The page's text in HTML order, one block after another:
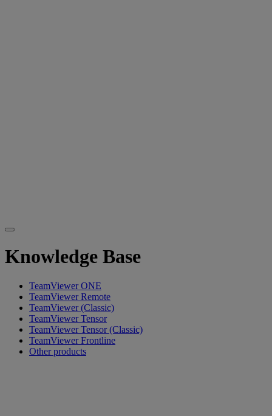
Knowledge Base
TeamViewer ONE
TeamViewer Remote
TeamViewer (Classic)
TeamViewer Tensor
TeamViewer Tensor (Classic)
TeamViewer Frontline
Other products